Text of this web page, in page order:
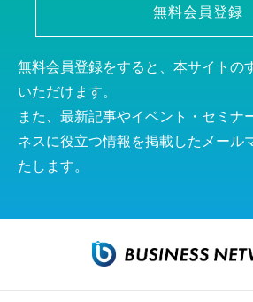
無料会員登録
無料会員登録をすると、本サイトの
いただけます。
また、最新記事やイベント・セミナ
ネスに役立つ情報を掲載したメール
たします。